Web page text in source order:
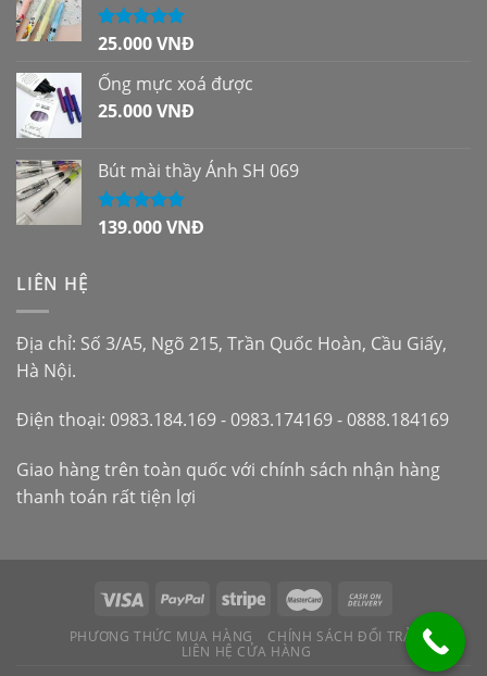
Được xếp
sao
25.000VNĐ
Ống mực xoá được
25.000VNĐ
Bút mài thầy Ánh SH 069
Được xếp
139.000VNĐ
LIÊN HỆ
Địa chỉ: Số 3/A5, Ngõ 215, Trần Quốc Hoàn, Cầu Giấy,
Hà Nội.
Điện thoại: 0983.184.169 - 0983.174169 - 0888.184169
Giao hàng trên toàn quốc với chính sách nhận hàng
thanh toán rất tiện lợi
PHƯƠNG THỨC MUA HÀNG
CHÍNH SÁCH ĐỔI TRẢ
LIÊN HỆ CỬA HÀNG